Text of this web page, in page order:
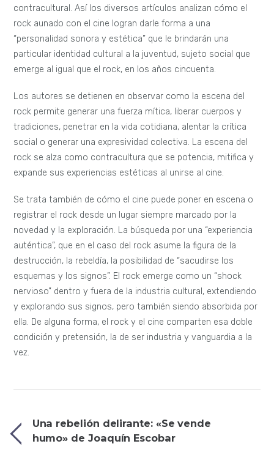
contracultural. Así los diversos artículos analizan cómo el
rock aunado con el cine logran darle forma a una
“personalidad sonora y estética” que le brindarán una
particular identidad cultural a la juventud, sujeto social que
emerge al igual que el rock, en los años cincuenta.
Los autores se detienen en observar como la escena del
rock permite generar una fuerza mítica, liberar cuerpos y
tradiciones, penetrar en la vida cotidiana, alentar la crítica
social o generar una expresividad colectiva. La escena del
rock se alza como contracultura que se potencia, mitifica y
expande sus experiencias estéticas al unirse al cine.
Se trata también de cómo el cine puede poner en escena o
registrar el rock desde un lugar siempre marcado por la
novedad y la exploración. La búsqueda por una “experiencia
auténtica”, que en el caso del rock asume la figura de la
destrucción, la rebeldía, la posibilidad de “sacudirse los
esquemas y los signos”. El rock emerge como un “shock
nervioso” dentro y fuera de la industria cultural, extendiendo
y explorando sus signos, pero también siendo absorbida por
ella. De alguna forma, el rock y el cine comparten esa doble
condición y pretensión, la de ser industria y vanguardia a la
vez.
Una rebelión delirante: «Se vende
humo» de Joaquín Escobar